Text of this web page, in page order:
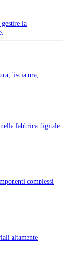
la
lisciatura,
fabbrica digitale
complessi
altamente